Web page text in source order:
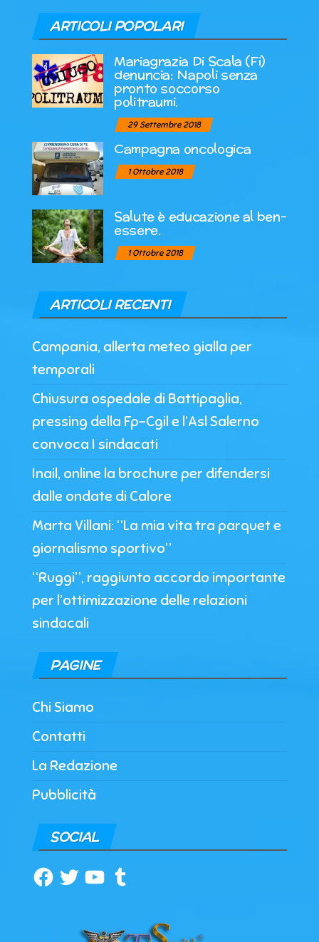
ARTICOLI POPOLARI
Mariagrazia Di Scala (Fi)
denuncia: Napoli senza
pronto soccorso
politraumi.
29 Settembre 2018
Campagna oncologica
1 Ottobre 2018
Salute è educazione al ben-
essere.
1 Ottobre 2018
ARTICOLI RECENTI
Campania, allerta meteo gialla per
temporali
Chiusura ospedale di Battipaglia,
pressing della Fp-Cgil e l’Asl Salerno
convoca I sindacati
Inail, online la brochure per difendersi
dalle ondate di Calore
Marta Villani: “La mia vita tra parquet e
giornalismo sportivo”
“Ruggi”, raggiunto accordo importante
per l’ottimizzazione delle relazioni
sindacali
PAGINE
Chi Siamo
Contatti
La Redazione
Pubblicità
SOCIAL
Facebook
TwitterYouTubeTumblr